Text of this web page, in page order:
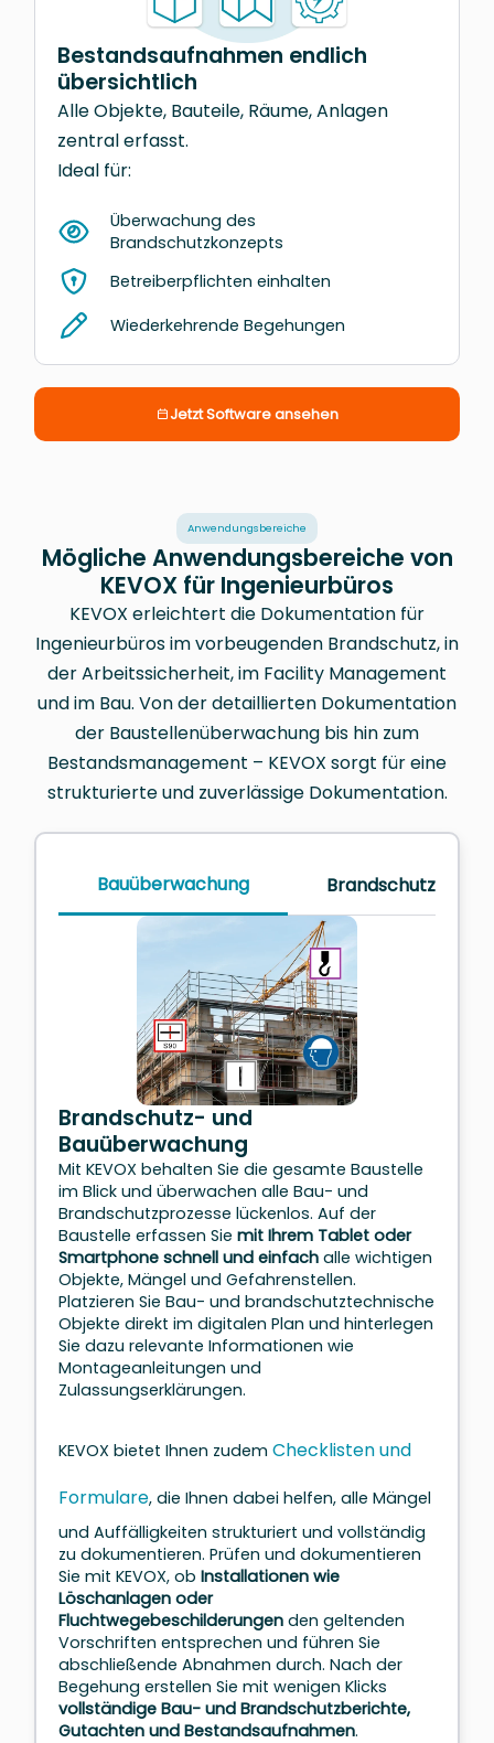
Bestandsaufnahmen endlich
übersichtlich
Alle Objekte, Bauteile, Räume, Anlagen
zentral erfasst.
Ideal für:
Überwachung des
Brandschutzkonzepts
Betreiberpflichten einhalten
Wiederkehrende Begehungen
Jetzt Software ansehen
Anwendungsbereiche
Mögliche Anwendungsbereiche von
KEVOX für Ingenieurbüros
KEVOX erleichtert die Dokumentation für
Ingenieurbürosim vorbeugenden Brandschutz, in
der Arbeitssicherheit, im Facility Management
und im Bau. Von der detaillierten Dokumentation
der Baustellenüberwachung bis hin zum
Bestandsmanagement – KEVOX sorgt für eine
strukturierte und zuverlässige Dokumentation.
Bauüberwachung Brandschutz im
Brandschutz- und
Bauüberwachung
Mit KEVOX behalten Sie die gesamte Baustelle
im Blick und überwachen alle Bau- und
Brandschutzprozesse lückenlos. Auf der
Baustelle erfassen Siemit Ihrem Tablet oder
Smartphone schnell und einfach alle wichtigen
Objekte, Mängel und Gefahrenstellen.
Platzieren Sie Bau- und brandschutztechnische
Objekte direkt im digitalen Plan und hinterlegen
Sie dazu relevante Informationen wie
Montageanleitungen und
Zulassungserklärungen.
KEVOX bietet Ihnen zudemChecklisten und
Formulare, die Ihnen dabei helfen, alle Mängel
und Auffälligkeiten strukturiert und vollständig
zu dokumentieren.Prüfen und dokumentieren
Sie mit KEVOX, obInstallationen wie
Löschanlagen oder
Fluchtwegebeschilderungen den geltenden
Vorschriften entsprechen und führen Sie
abschließende Abnahmen durch.Nach der
Begehung erstellen Sie mit wenigen Klicks
vollständige Bau- und Brandschutzberichte,
Gutachten und Bestandsaufnahmen.